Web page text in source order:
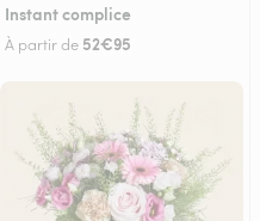
Instant complice
À partir de 52€95